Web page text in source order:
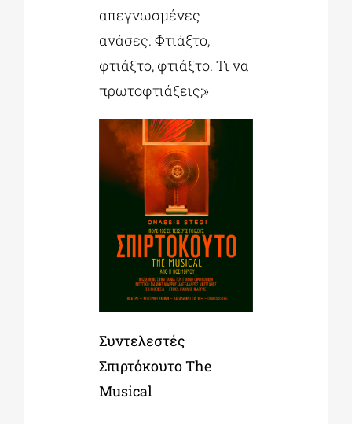
απεγνωσμένες
ανάσες. Φτιάξτο,
φτιάξτο, φτιάξτο. Τι να
πρωτοφτιάξεις;»
Συντελεστές
ΣπιρτόκουτοThe
Musical